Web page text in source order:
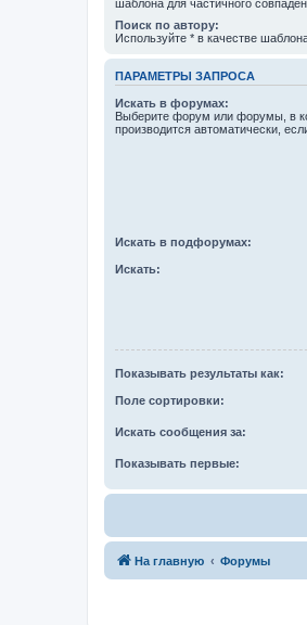
шаблона для частичного
Поиск по автору:
Используйте * в качестве
ПАРАМЕТРЫ ЗАПРОСА
Искать в форумах:
Выберите форум или форумы, в
производится автоматически,
Искать в подфорумах:
Искать:
Показывать результаты как:
Поле сортировки:
Искать сообщения за:
Показывать первые:
На главную Форумы